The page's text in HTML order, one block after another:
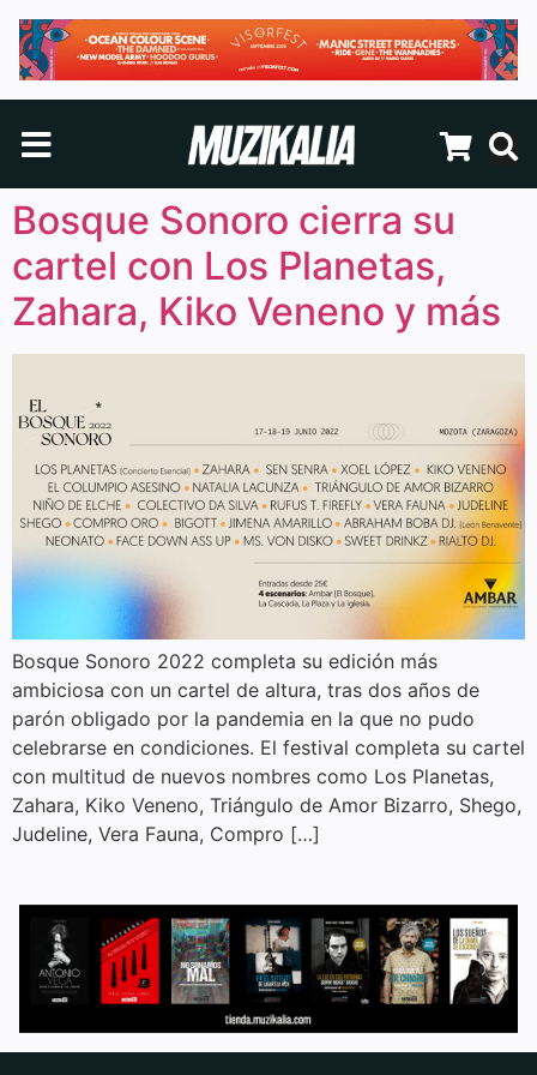
Bosque Sonoro cierra su
cartel con Los Planetas,
Zahara, Kiko Veneno y más
Bosque Sonoro 2022 completa su edición más
ambiciosa con un cartel de altura, tras dos años de
parón obligado por la pandemia en la que no pudo
celebrarse en condiciones. El festival completa su cartel
con multitud de nuevos nombres como Los Planetas,
Zahara, Kiko Veneno, Triángulo de Amor Bizarro, Shego,
Judeline, Vera Fauna, Compro […]